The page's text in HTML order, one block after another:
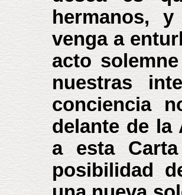
hermanos,
venga a
acto
nuestras
conciencia
delante de la
a esta
posibilidad